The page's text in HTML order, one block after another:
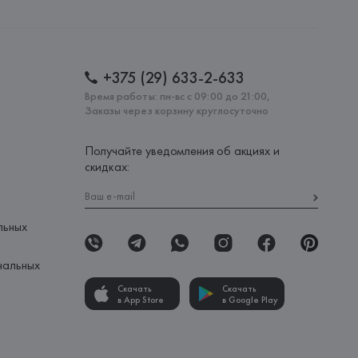
+375 (29) 633-2-633
Время работы: пн-вс с 09:00 до 21:00,
Заказы через корзину круглосуточно
Получайте уведомления об акциях и
скидках:
Скачать
в App Store
Скачать
в Google Play